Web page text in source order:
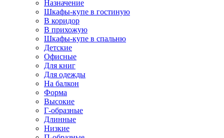
Назначение
Шкафы-купе в гостиную
В коридор
В прихожую
Шкафы-купе в спальню
Детские
Офисные
Для книг
Для одежды
На балкон
Форма
Высокие
Г-образные
Длинные
Низкие